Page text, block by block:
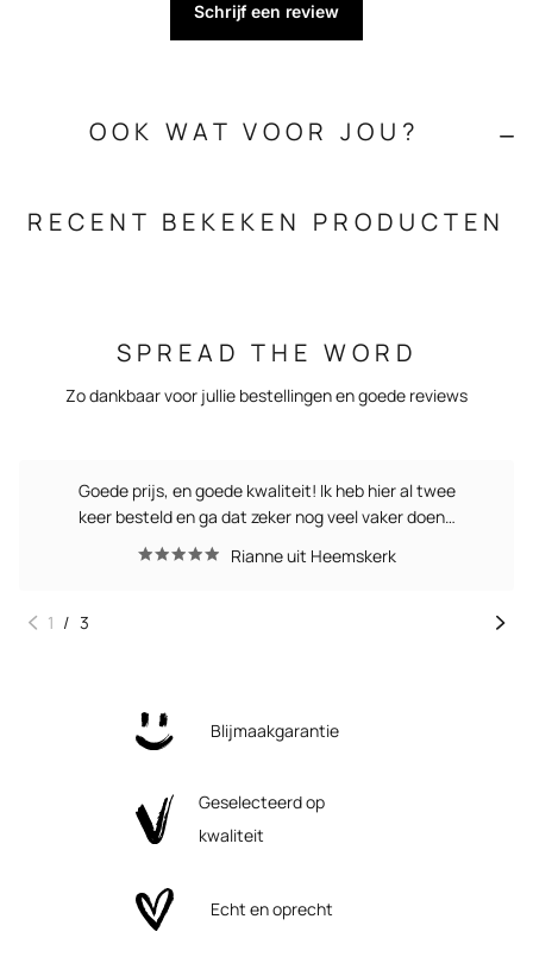
Schrijf een review
OOK WAT VOOR JOU?
RECENT BEKEKEN PRODUCTEN
SPREAD THE WORD
Zo dankbaar voor jullie bestellingen en goede reviews
Goede prijs, en goede kwaliteit! Ik heb hier al twee
keer besteld en ga dat zeker nog veel vaker doen…
Rianne uit Heemskerk
1 / 3
Blijmaakgarantie
Geselecteerd op
kwaliteit
Echt en oprecht